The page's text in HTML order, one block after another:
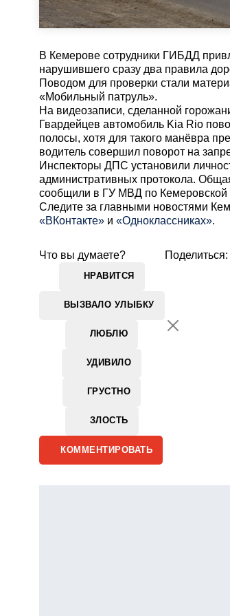
В Кемерове сотрудники ГИБДД
нарушившего сразу два правила
Поводом для проверки стали
«Мобильный патруль».
На видеозаписи, сделанной
Гвардейцев автомобиль Kia Rio
полосы, хотя для такого манёвра
водитель совершил поворот на
Инспекторы ДПС установили
административных протокола.
сообщили в ГУ МВД по Кемеровской
Cледите за главными новостями
«ВКонтакте» и «Одноклассниках».
Что вы думаете?
НРАВИТСЯ
ВЫЗВАЛО УЛЫБКУ
ЛЮБЛЮ
УДИВИЛО
ГРУСТНО
ЗЛОСТЬ
Поделиться:
КОММЕНТИРОВАТЬ